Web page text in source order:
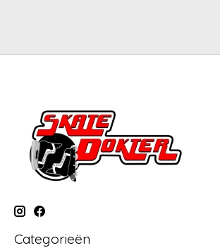
Categorieën